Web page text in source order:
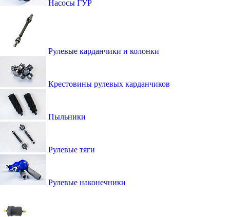
Насосы ГУР
Рулевые карданчики и колонки
Крестовины рулевых карданчиков
Пыльники
Рулевые тяги
Рулевые наконечники